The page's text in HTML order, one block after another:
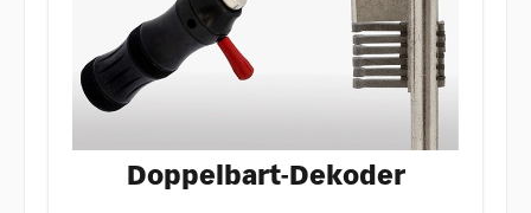
Doppelbart-Dekoder